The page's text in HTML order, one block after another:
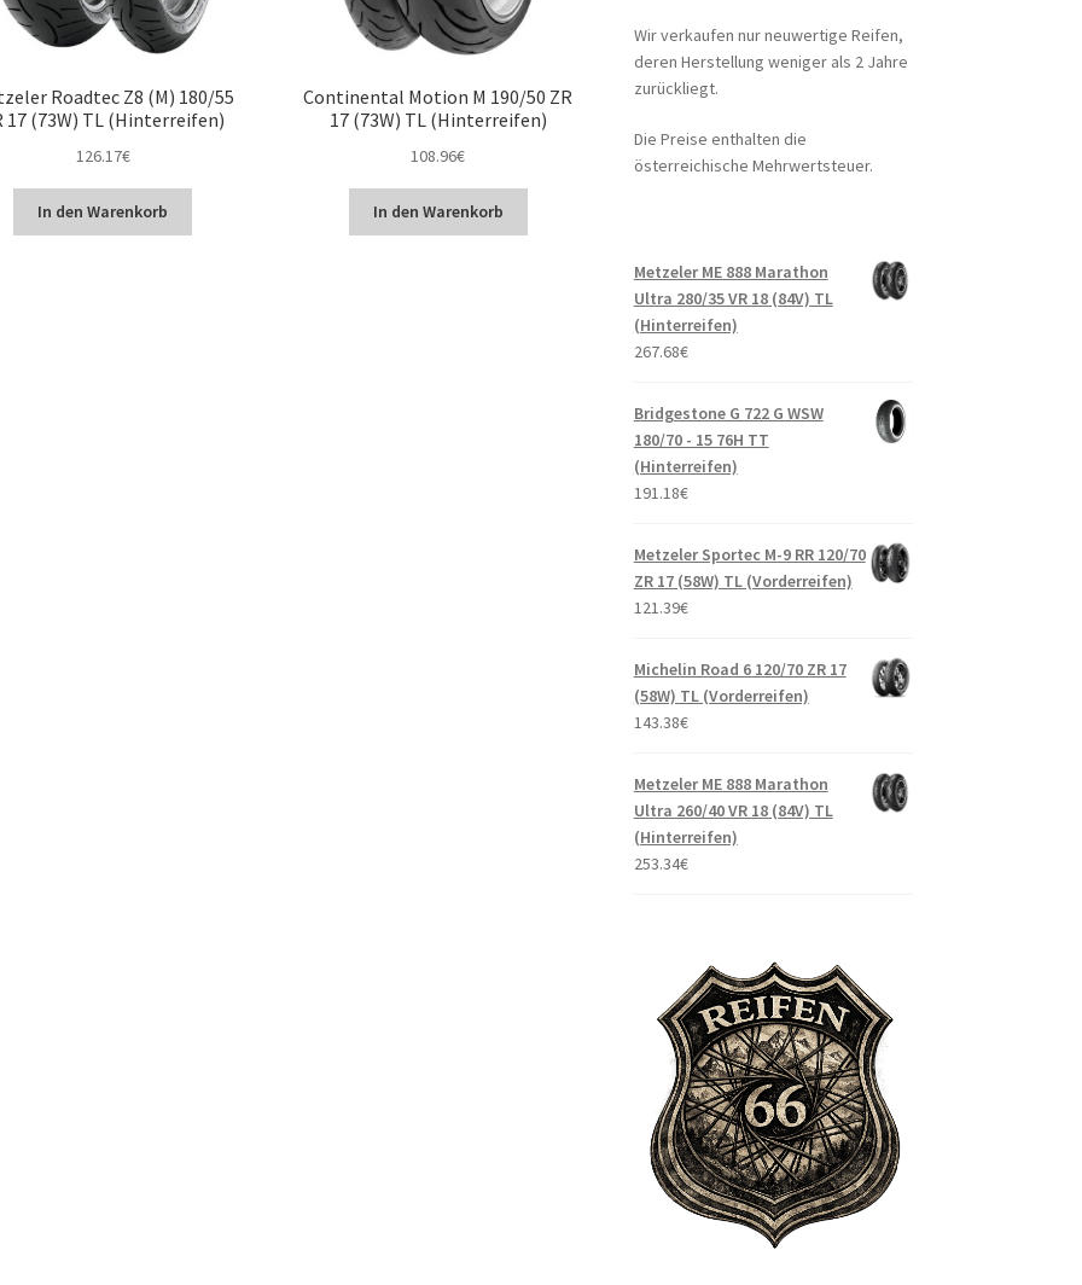
Roadtec Z8 (M) 180/55
17 (73W) TL (Hinterreifen)
126.17€
In den Warenkorb
Continental Motion M 190/50 ZR
17 (73W) TL (Hinterreifen)
108.96€
In den Warenkorb
Wir verkaufen nur neuwertige Reifen,
deren Herstellung weniger als 2 Jahre
zurückliegt.
Die Preise enthalten die
österreichische Mehrwertsteuer.
Metzeler ME 888 Marathon
Ultra 280/35 VR 18 (84V) TL
(Hinterreifen)
267.68€
Bridgestone G 722 G WSW
180/70 - 15 76H TT
(Hinterreifen)
191.18€
Metzeler Sportec M-9 RR 120/70
ZR 17 (58W) TL (Vorderreifen)
121.39€
Michelin Road 6 120/70 ZR 17
(58W) TL (Vorderreifen)
143.38€
Metzeler ME 888 Marathon
Ultra 260/40 VR 18 (84V) TL
(Hinterreifen)
253.34€